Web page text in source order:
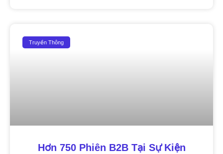
Truyền Thông
Hơn 750 Phiên B2B Tại Sự Kiện